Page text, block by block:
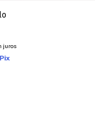
juros
Pix